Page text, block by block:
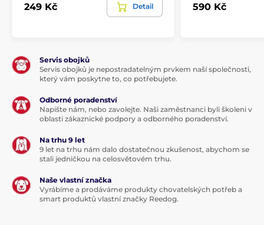
249 Kč Detail 590 Kč
Servis obojků
Servis obojků je nepostradatelným prvkem naší společnosti,
který vám poskytne to, co potřebujete.
Odborné poradenství
Napište nám, nebo zavolejte. Naši zaměstnanci byli školeni v
oblasti zákaznické podpory a odborného poradenství.
Na trhu 9 let
9 let na trhu nám dalo dostatečnou zkušenost, abychom se
stali jedničkou na celosvětovém trhu.
Naše vlastní značka
Vyrábíme a prodáváme produkty chovatelských potřeb a
smart produktů vlastní značky Reedog.